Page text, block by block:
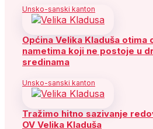
Unsko-sanski kanton
Općina Velika Kladuša otima
nametima koji ne postoje u
sredinama
Unsko-sanski kanton
Tražimo hitno sazivanje
OV Velika Kladuša